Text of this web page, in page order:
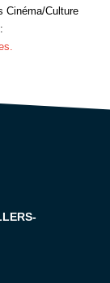
Cinéma/Culture